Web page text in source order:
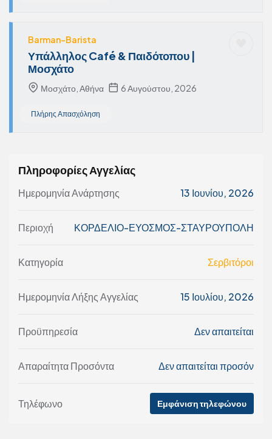
Barman-Barista
Υπάλληλος Café & Παιδότοπου |
Μοσχάτο
Μοσχάτο, Αθήνα 6 Αυγούστου, 2026
Πλήρης Απασχόληση
Πληροφορίες Αγγελίας
Ημερομηνία Ανάρτησης 13 Ιουνίου, 2026
Περιοχή ΚΟΡΔΕΛΙΟ-ΕΥΟΣΜΟΣ-ΣΤΑΥΡΟΥΠΟΛΗ
Κατηγορία Σερβιτόροι
Ημερομηνία Λήξης Αγγελίας 15 Ιουλίου, 2026
Προϋπηρεσία Δεν απαιτείται
Απαραίτητα Προσόντα Δεν απαιτείται προσόν
Τηλέφωνο Εμφάνιση τηλεφώνου